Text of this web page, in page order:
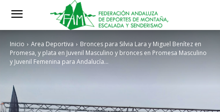
Inicio Area Deportiva
Bronces para Silvia Lara y Miguel Benítez en
Promesa, y plata en Juvenil Masculino y bronces en Promesa Masculino
y Juvenil Femenina para Andalucía...